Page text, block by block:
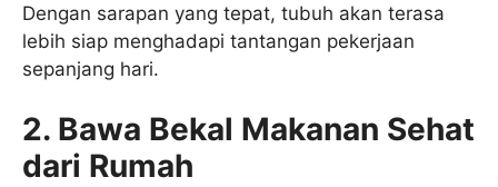
Dengan sarapan yang tepat, tubuh akan terasa
lebih siap menghadapi tantangan pekerjaan
sepanjang hari.
2. Bawa Bekal Makanan Sehat
dari Rumah